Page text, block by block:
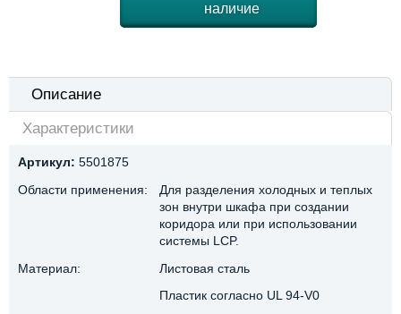
наличие
Описание
Характеристики
Артикул: 5501875
Области применения:
Для разделения холодных и теплых
зон внутри шкафа при создании
коридора или при использовании
системы LCP.
Материал:
Листовая сталь
Пластик согласно UL 94-V0